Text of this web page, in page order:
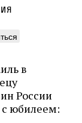
в
России
с юбилеем: